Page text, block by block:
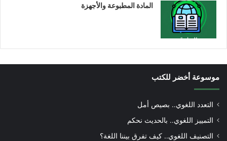
المادة المطبوعة والأجهزة
موسوعة أخضر للكتب
التعدد اللغوي.. بصيص أمل
التمييز اللغوي.. بالحديث نحكم
التصنيف اللغوي.. كيف تفرق بيننا اللغة؟